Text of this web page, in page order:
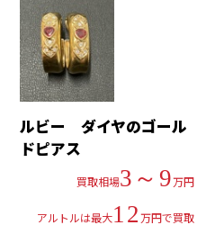
ルビー ダイヤのゴール
ドピアス
買取相場3～9万円
アルトルは最大12万円で買取